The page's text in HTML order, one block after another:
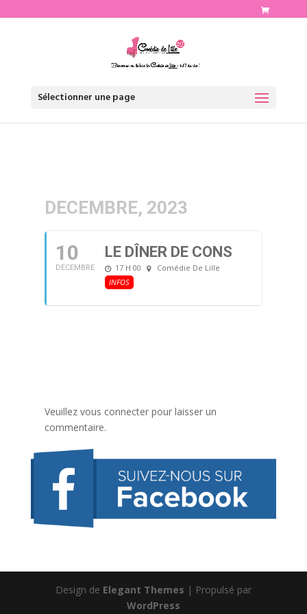
Sélectionner une page
DECEMBRE, 2023
10
DÉCEMBRE
LE DÎNER DE CONS
17 H 00
Comédie De Lille
INFOS
Veuillez vous connecter pour laisser un
commentaire.
Design de Elegant Themes | Propulsé par
WordPress